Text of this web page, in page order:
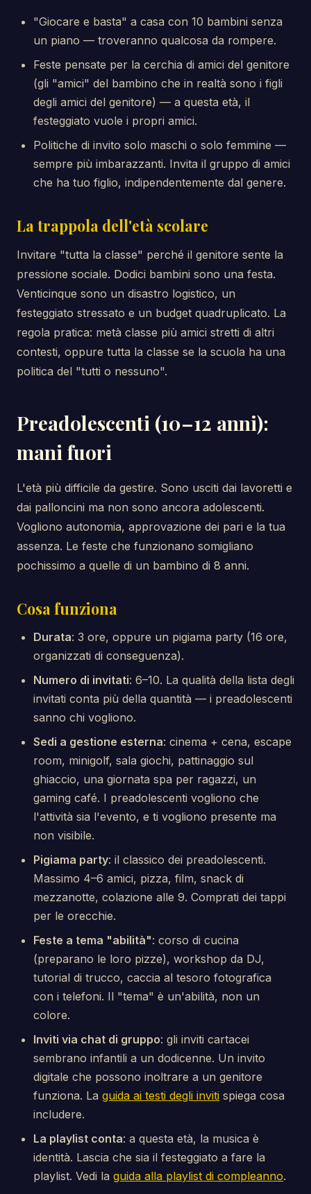
"Giocare e basta" a casa con 10 bambini senza
un piano — troveranno qualcosa da rompere.
Feste pensate per la cerchia di amici del genitore
(gli "amici" del bambino che in realtà sono i figli
degli amici del genitore) — a questa età, il
festeggiato vuole i propri amici.
Politiche di invito solo maschi o solo femmine —
sempre più imbarazzanti. Invita il gruppo di amici
che ha tuo figlio, indipendentemente dal genere.
La trappola dell'età scolare
Invitare "tutta la classe" perché il genitore sente la
pressione sociale. Dodici bambini sono una festa.
Venticinque sono un disastro logistico, un
festeggiato stressato e un budget quadruplicato. La
regola pratica: metà classe più amici stretti di altri
contesti, oppure tutta la classe se la scuola ha una
politica del "tutti o nessuno".
Preadolescenti (10–12 anni):
mani fuori
L'età più difficile da gestire. Sono usciti dai lavoretti e
dai palloncini ma non sono ancora adolescenti.
Vogliono autonomia, approvazione dei pari e la tua
assenza. Le feste che funzionano somigliano
pochissimo a quelle di un bambino di 8 anni.
Cosa funziona
Durata: 3 ore, oppure un pigiama party (16 ore,
organizzati di conseguenza).
Numero di invitati: 6–10. La qualità della lista degli
invitati conta più della quantità — i preadolescenti
sanno chi vogliono.
Sedi a gestione esterna: cinema + cena, escape
room, minigolf, sala giochi, pattinaggio sul
ghiaccio, una giornata spa per ragazzi, un
gaming café. I preadolescenti vogliono che
l'attività sia l'evento, e ti vogliono presente ma
non visibile.
Pigiama party: il classico dei preadolescenti.
Massimo 4–6 amici, pizza, film, snack di
mezzanotte, colazione alle 9. Comprati dei tappi
per le orecchie.
Feste a tema "abilità": corso di cucina
(preparano le loro pizze), workshop da DJ,
tutorial di trucco, caccia al tesoro fotografica
con i telefoni. Il "tema" è un'abilità, non un
colore.
Inviti via chat di gruppo: gli inviti cartacei
sembrano infantili a un dodicenne. Un invito
digitale che possono inoltrare a un genitore
funziona. La guida ai testi degli inviti spiega cosa
includere.
La playlist conta: a questa età, la musica è
identità. Lascia che sia il festeggiato a fare la
playlist. Vedi la guida alla playlist di compleanno.